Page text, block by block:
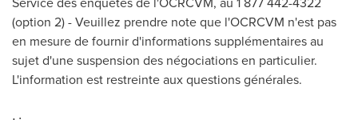
(option 2) - Veuillez prendre note que l'OCRCVM n'est pas
en mesure de fournir d'informations supplémentaires au
sujet d'une suspension des négociations en particulier.
L'information est restreinte aux questions générales.